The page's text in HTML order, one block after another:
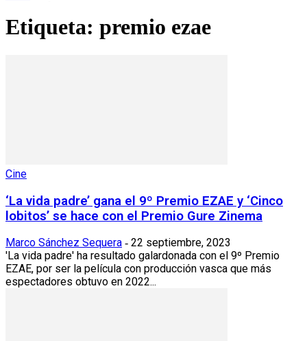
Etiqueta: premio ezae
Cine
‘La vida padre’ gana el 9º Premio EZAE y ‘Cinco
lobitos’ se hace con el Premio Gure Zinema
Marco Sánchez Sequera - 22 septiembre, 2023
'La vida padre' ha resultado galardonada con el 9º Premio
EZAE, por ser la película con producción vasca que más
espectadores obtuvo en 2022...